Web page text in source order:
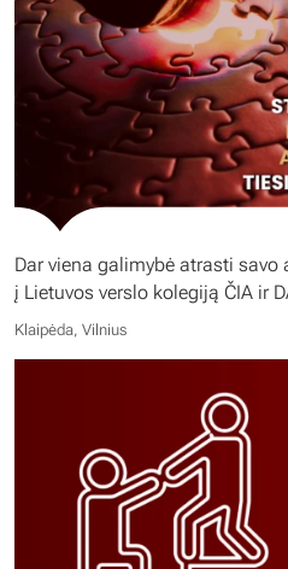
Dar viena galimybė atrasti savo
į Lietuvos verslo kolegiją ČIA ir
Klaipėda, Vilnius